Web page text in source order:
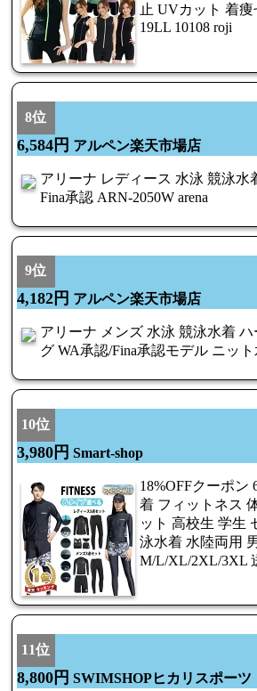
止 UVカット 着痩
19LL 10108 roji
8位
6,584円 アルペン楽天市場店
アリーナ レディース 水泳 競泳
Fina承認 ARN-2050W arena
9位
4,182円 アルペン楽天市場店
アリーナ メンズ 水泳 競泳水着
グ WA承認/Fina承認モデル ニット
10位
3,980円 Smart-shop
18%OFFクーポン
着 フィットネス
ット 高校生 学生
泳水着 水陸両用
M/L/XL/2XL/3XL
11位
8,800円 SWIMSHOPヒカリスポーツ